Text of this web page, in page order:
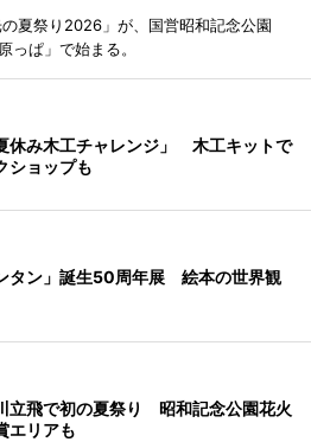
夏祭り2026」が、国営昭和記念公園
っぱ」で始まる。
休み木工チャレンジ」 木工キットで
ショップも
タン」誕生50周年展 絵本の世界観
立飛で初の夏祭り 昭和記念公園花火
エリアも